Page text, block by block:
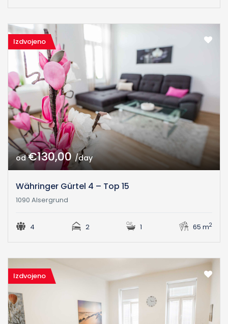
Izdvojeno
od€130,00/day
Währinger Gürtel 4 – Top 15
1090 Alsergrund
4 2 1 65 m2
Izdvojeno